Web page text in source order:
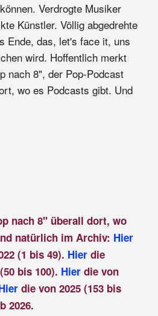
Verdrogte Musiker
Künstler. Völlig abgedrehte
Ende, das, let's face it, uns
wird. Hoffentlich merkt
nach 8", der Pop-Podcast
wo es Podcasts gibt. Und
nach 8" überall dort, wo
natürlich im Archiv: Hier
(1 bis 49). Hierdie
bis 100). Hier die von
die von 2025 (153 bis
2026.